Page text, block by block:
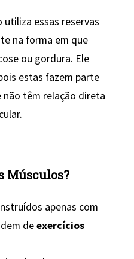
utiliza essas reservas
na forma em que
ou gordura. Ele
estas fazem parte
têm relação direta
Músculos?
apenas com
deexercícios